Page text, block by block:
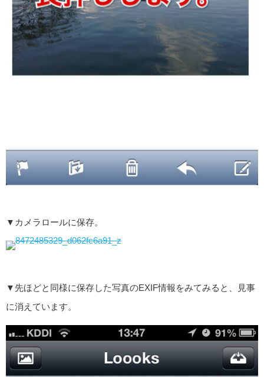
▼カメラロールに保存。
▼先ほどと同様に保存した写真のEXIF情報をみてみると、見事
に消えています。